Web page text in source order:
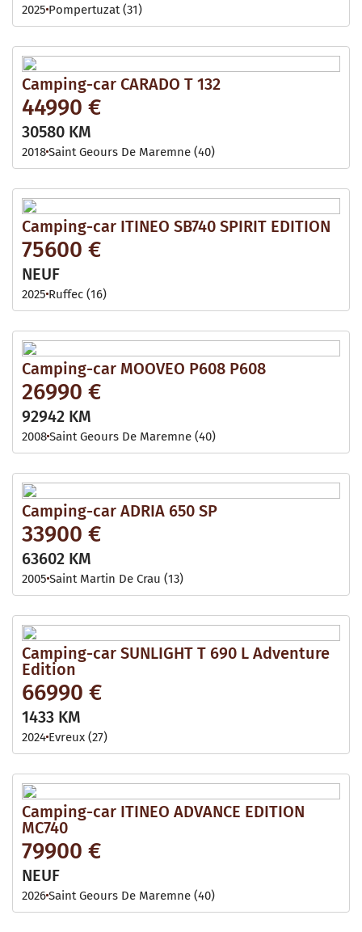
2025 Pompertuzat (31)
Camping-car CARADO T 132
44990 €
30580 KM
2018Saint Geours De Maremne (40)
Camping-car ITINEO SB740 SPIRIT EDITION
75600 €
NEUF
2025 Ruffec (16)
Camping-car MOOVEO P608 P608
26990 €
92942 KM
2008Saint Geours De Maremne (40)
Camping-car ADRIA 650 SP
33900 €
63602 KM
2005 Saint Martin De Crau (13)
Camping-car SUNLIGHT T 690 L Adventure
Edition
66990 €
1433 KM
2024 Evreux (27)
Camping-car ITINEO ADVANCE EDITION
MC740
79900 €
NEUF
2026Saint Geours De Maremne (40)